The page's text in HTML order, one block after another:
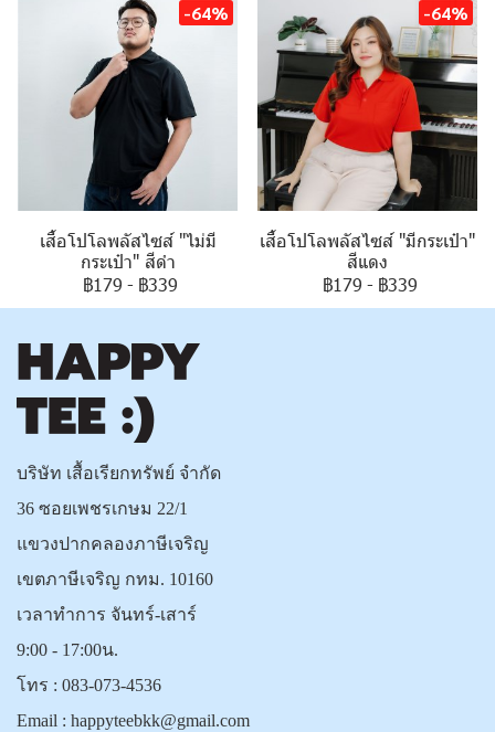
-64%
เสื้อโปโลพลัสไซส์ "ไม่มี
กระเป๋า" สีดำ
฿179 - ฿339
-64%
เสื้อโปโลพลัสไซส์ "มีกระเป๋า"
สีแดง
฿179 - ฿339
บริษัท เสื้อเรียกทรัพย์ จำกัด
36 ซอยเพชรเกษม 22/1
แขวงปากคลองภาษีเจริญ
เขตภาษีเจริญ กทม. 10160
เวลาทำการ จันทร์-เสาร์
9:00 - 17:00น.
โทร : 083-073-4536
Email : happyteebkk@gmail.com